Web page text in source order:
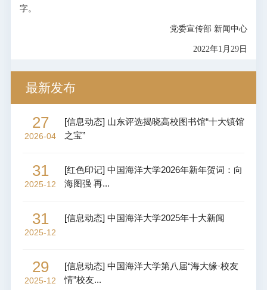
字。
党委宣传部 新闻中心
2022年1月29日
最新发布
27
2026-04
[信息动态] 山东评选揭晓高校图书馆“十大镇馆
之宝”
31
2025-12
[红色印记] 中国海洋大学2026年新年贺词：向
海图强 再...
31
2025-12
[信息动态] 中国海洋大学2025年十大新闻
29
2025-12
[信息动态] 中国海洋大学第八届“海大缘·校友
情”校友...